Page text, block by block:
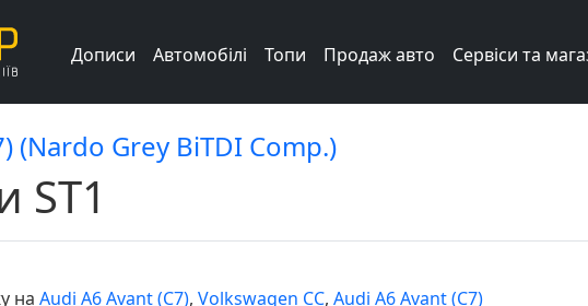
Дописи Автомобілі Топи Продаж авто Сервіси та
(Nardo Grey BiTDI Comp.)
ST1
на Audi A6 Avant (C7), Volkswagen СС, Audi A6 Avant (C7)